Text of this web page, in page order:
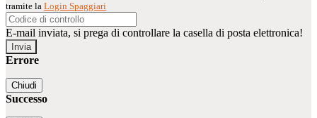
tramite la Login Spaggiari
E-mail inviata, si prega di controllare la casella di posta elettronica!
Errore
Chiudi
Successo